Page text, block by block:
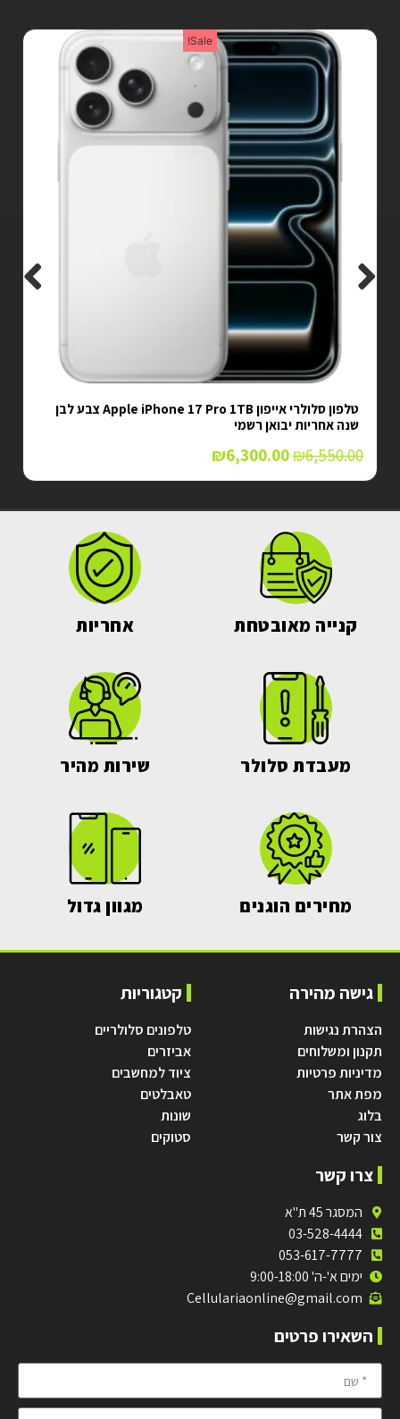
טלפון סלולרי אייפון Apple iPhone 17 Pro 1TB צבע לבן
Sale!
6,550.00
קנייה מאובטחת אחריות
מעבדת סלולר שירות מהיר
מחירים הוגנים מגוון גדול
גישה מהירה
הצהרת נגישות
תקנון ומשלוחים
מדיניות פרטיות
מפת אתר
בלוג
צור קשר
קטגוריות
טלפונים סלולריים
אביזרים
ציוד למחשבים
טאבלטים
שונות
סטוקים
צרו קשר
המסגר 45 ת"א
03-528-4444
053-617-7777
ימים א'-ה' 9:00-18:00
Cellulariaonline@gmail.com
השאירו פרטים